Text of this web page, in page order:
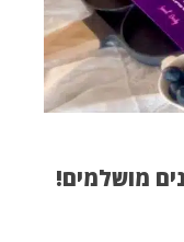
מושלמים!